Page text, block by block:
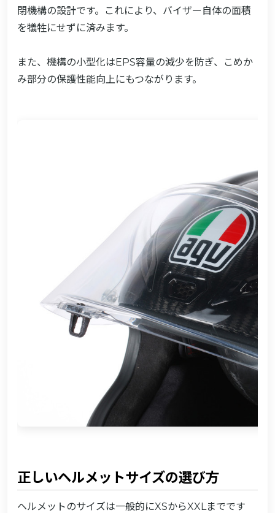
閉機構の設計です。これにより、バイザー自体の面積
を犠牲にせずに済みます。
また、機構の小型化はEPS容量の減少を防ぎ、こめか
み部分の保護性能向上にもつながります。
正しいヘルメットサイズの選び方
ヘルメットのサイズは一般的にXSからXXLまでです